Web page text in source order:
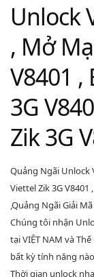
Unlock
, Mở
V8401 ,
3G
Zik 3G
Quảng Ngãi Unlock
Viettel Zik 3G V8401 ,
,Quảng Ngãi Giải
Chúng tôi nhận
tại VIỆT NAM và
bất kỳ tính năng
Thời gian unlock